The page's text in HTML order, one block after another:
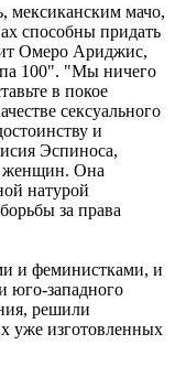
мексиканским мачо,
способны придать
Омеро Ариджис,
100". "Мы ничего
в покое
сексуального
и
Эспиноса,
женщин. Она
натурой
за права
и феминистками, и
юго-западного
решили
уже изготовленных